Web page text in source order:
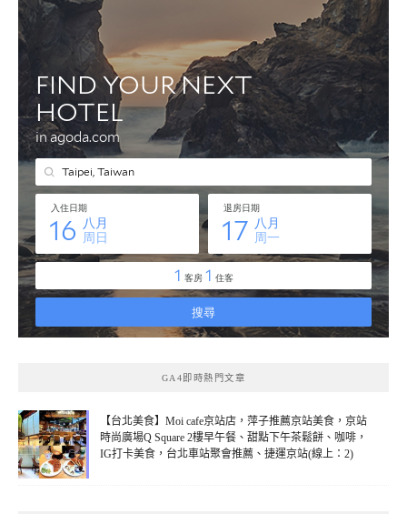
GA4即時熱門文章
【台北美食】Moi cafe京站店，萍子推薦京站美食，京站
時尚廣場Q Square 2樓早午餐、甜點下午茶鬆餅、咖啡，
IG打卡美食，台北車站聚會推薦、捷運京站(線上：2)